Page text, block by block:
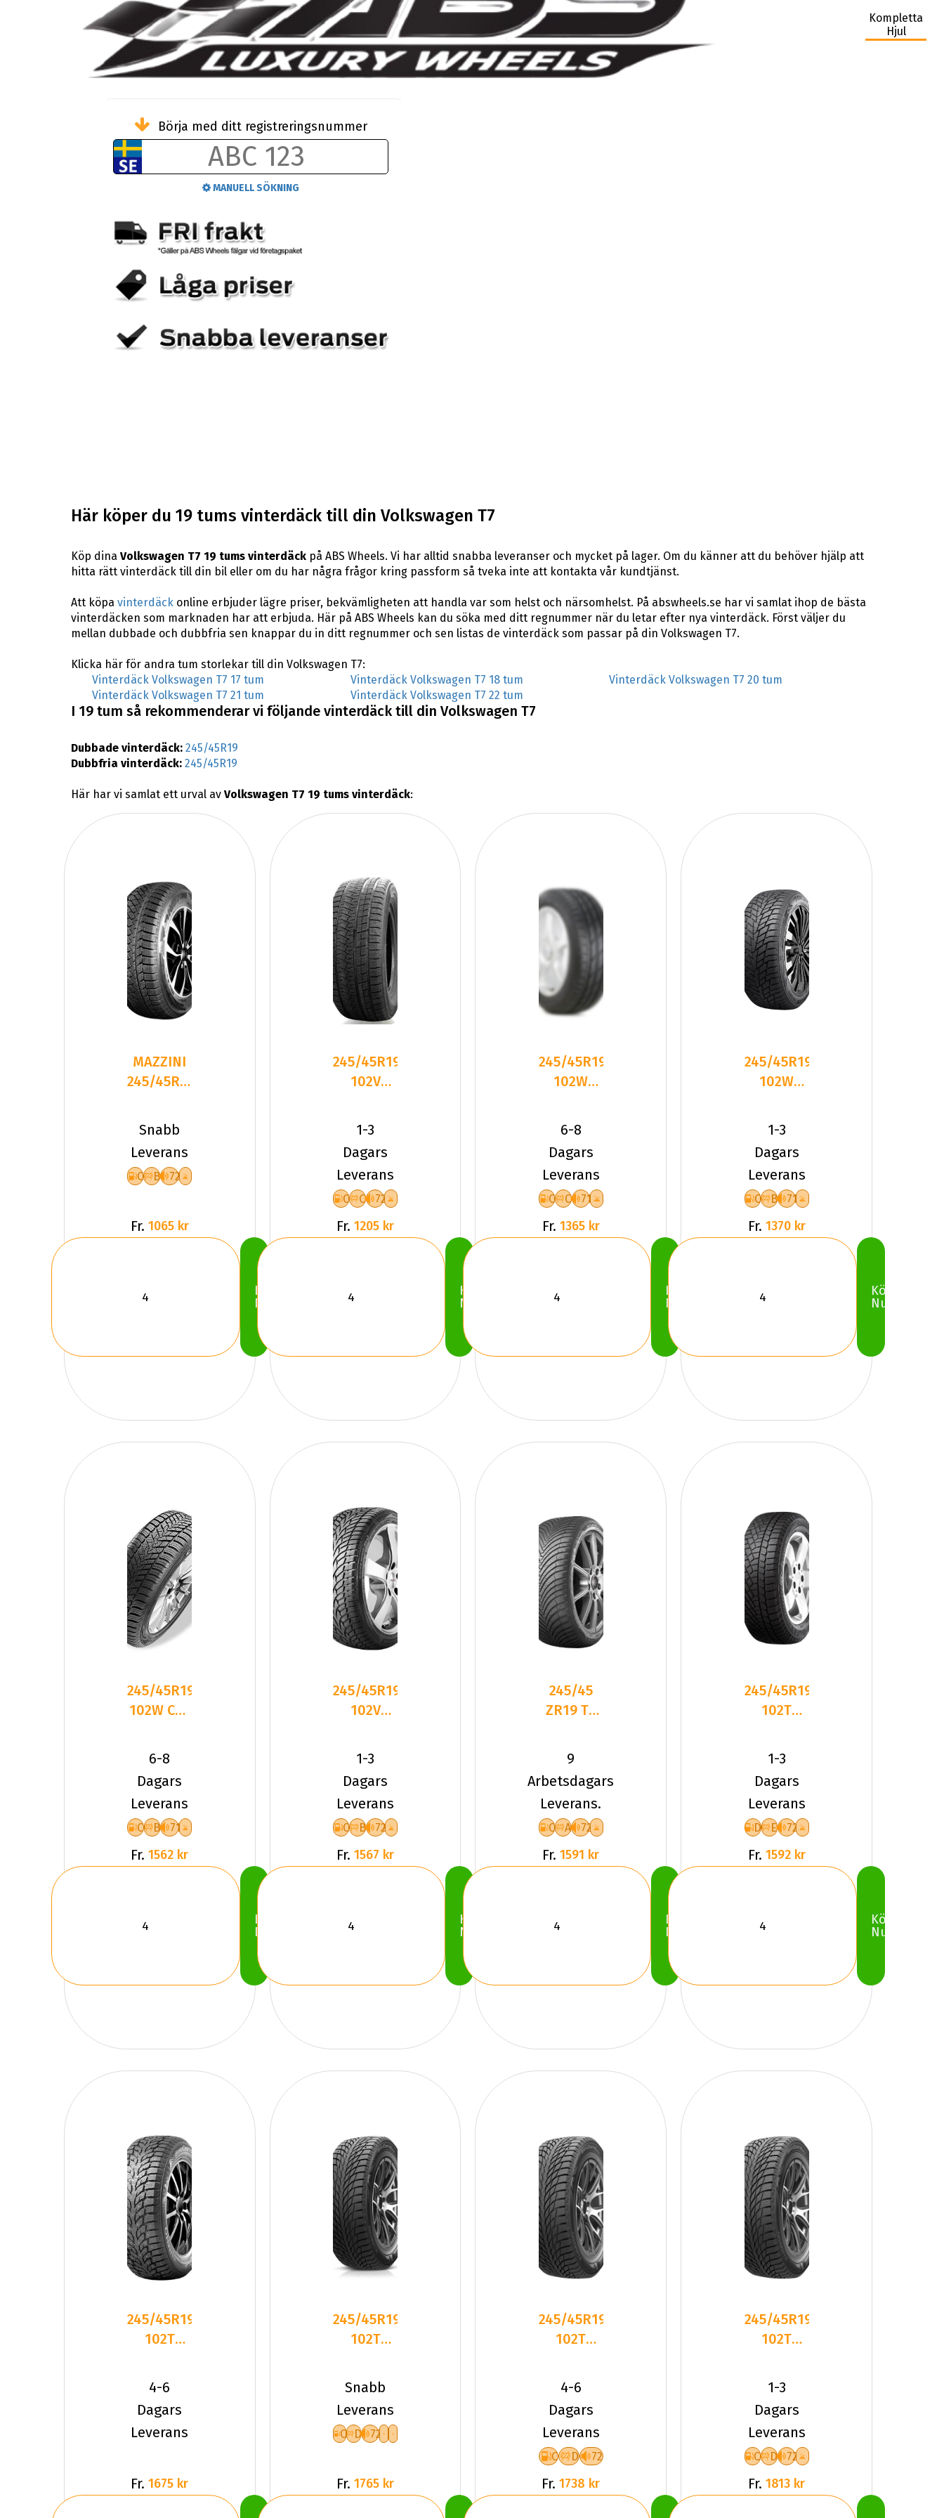
Kompletta
Hjul
Börja med ditt registreringsnummer
MANUELL SÖKNING
Här köper du 19 tums vinterdäck till din Volkswagen T7
Köp dina Volkswagen T7 19 tums vinterdäckpå ABS Wheels. Vi har alltid snabba leveranser och mycket på lager. Om du känner att du behöver hjälp att
hitta rätt vinterdäck till din bil eller om du har några frågor kring passform så tveka inte att kontakta vår kundtjänst.
Att köpa vinterdäckonline erbjuder lägre priser, bekvämligheten att handla var som helst och närsomhelst. På abswheels.se har vi samlat ihop de bästa
vinterdäcken som marknaden har att erbjuda. Här på ABS Wheels kan du söka med ditt regnummer när du letar efter nya vinterdäck. Först väljer du
mellan dubbade och dubbfria sen knappar du in ditt regnummer och sen listas de vinterdäck som passar på din Volkswagen T7.
Klicka här för andra tum storlekar till din Volkswagen T7:
Vinterdäck Volkswagen T7 17 tum
Vinterdäck Volkswagen T7 18 tum
Vinterdäck Volkswagen T7 20 tum
Vinterdäck Volkswagen T7 21 tum
Vinterdäck Volkswagen T7 22 tum
I 19 tum så rekommenderar vi följande vinterdäck till din Volkswagen T7
Dubbade vinterdäck: 245/45R19
Dubbfria vinterdäck: 245/45R19
Här har vi samlat ett urval av Volkswagen T7 19 tums vinterdäck:
MAZZINI
245/45R19
SNOW
LEOPARD
2
Snabb
Leverans
C B 72
Fr. 1065 kr
Köp
Nu
245/45R19
102V
PL02 XL
Friktion
2026
1-3
Dagars
Leverans
C C 72
Fr. 1205 kr
Köp
Nu
245/45R19
102W
A/S II 4S
3PMS
6-8
Dagars
Leverans
C C 71
Fr. 1365 kr
Köp
Nu
245/45R19
102W
BLAZER
ALPINE
1-3
Dagars
Leverans
C B 71
Fr. 1370 kr
Köp
Nu
245/45R19
102W CST
ACP1 XL
Fr
6-8
Dagars
Leverans
C B 71
Fr. 1562 kr
Köp
Nu
245/45R19
102V
SV-3 XL
M+S Frik
1-3
Dagars
Leverans
C B 72
Fr. 1567 kr
Köp
Nu
245/45
ZR19 TL
KUMHO
SOLUS 4S
HA32 XL
9
Arbetsdagars
Leverans.
C A 72
Fr. 1591 kr
Köp
Nu
245/45R19
102T
SoftFrost200
XL
1-3
Dagars
Leverans
D E 72
Fr. 1592 kr
Köp
Nu
245/45R19
102T
WinterCraft
Ice Wi
4-6
Dagars
Leverans
Fr. 1675 kr
245/45R19
102T
WinterCraft
ICE WI
Snabb
Leverans
C D 72
Fr. 1765 kr
245/45R19
102T
WinterCraft
ICE WI
4-6
Dagars
Leverans
C D 72
Fr. 1738 kr
245/45R19
102T
WinterCraft
ICE WI
1-3
Dagars
Leverans
C D 72
Fr. 1813 kr